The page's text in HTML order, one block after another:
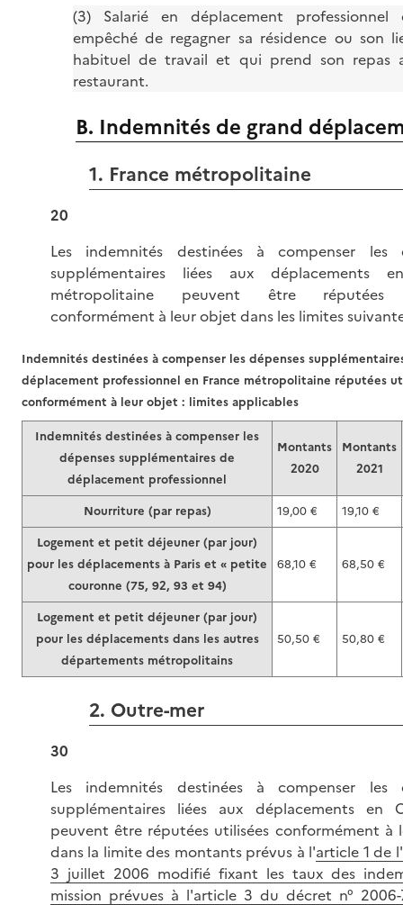
(3) Salarié en déplacement professionnel
empêché de regagner sa résidence ou son
habituel de travail et qui prend son repas
restaurant.
B. Indemnités de grand
1. France métropolitaine
20
Les indemnités destinées à compenser les
supplémentaires liées aux déplacements
métropolitaine peuvent être réputées
conformément à leur objet dans les limites
Indemnités destinées à compenser les dépenses
déplacement professionnel en France métropolitaine réputées
conformément à leur objet : limites applicables
Indemnités destinées à compenser les
dépenses supplémentaires de
déplacement professionnel
Montants
2020
Montants
2021
Nourriture (par repas) 19,00 €
19,10 €
Logement et petit déjeuner (par jour)
pour les déplacements à Paris et « petite
couronne (75, 92, 93 et 94)
68,10 € 68,50 €
Logement et petit déjeuner (par jour)
pour les déplacements dans les autres
départements métropolitains
50,50 € 50,80 €
2. Outre-mer
30
Les indemnités destinées à compenser les
supplémentaires liées aux déplacements en
peuvent être réputées utilisées conformément à
dans la limite des montants prévus à l'article 1 de
3 juillet 2006 modifié fixant les taux des
mission prévues à l'article 3 du décret n°